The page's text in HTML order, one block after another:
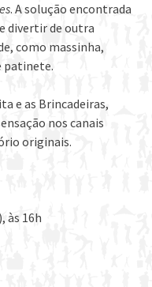
. A solução encontrada
divertir de outra
como massinha,
patinete.
e as Brincadeiras,
nos canais
originais.
às 16h